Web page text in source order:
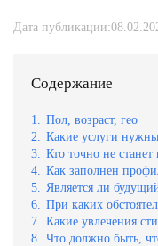
Дата
Содержание
1.
Пол, возраст, гео
2.
Какие услуги
3.
Кто точно не станет
4.
Как заполнен
5.
Является ли
6.
При каких
7.
Какие увлечения
8.
Что должно быть,